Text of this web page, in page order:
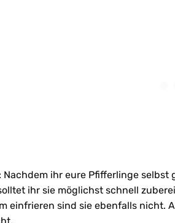
Nachdem ihr eure Pfifferlinge
ihr sie möglichst schnell
einfrieren sind sie ebenfalls nicht.